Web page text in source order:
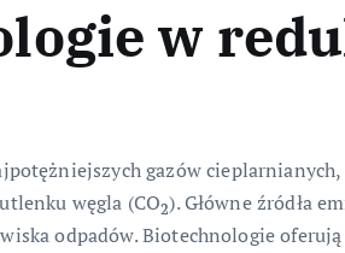
w
gazów
węgla (CO2). Główne źródła
odpadów. Biotechnologie